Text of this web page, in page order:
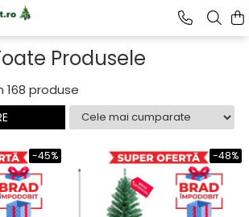
Produsele
168 produse
-45% -48%